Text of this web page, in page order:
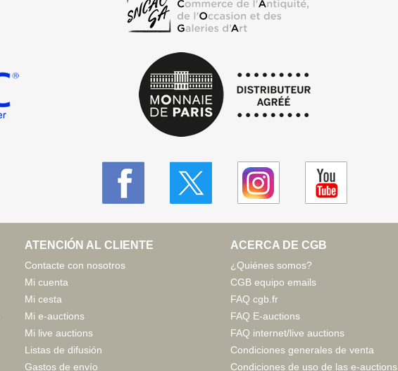
ATENCIÓN AL CLIENTE
Contacte con nosotros
Mi cuenta
Mi cesta
Mi e-auctions
Mi live auctions
Listas de difusión
Gastos de envío
ACERCA DE CGB
¿Quiénes somos?
CGB equipo emails
FAQ cgb.fr
FAQ E-auctions
FAQ internet/live auctions
Condiciones generales de venta
Condiciones de uso de las e-auctions